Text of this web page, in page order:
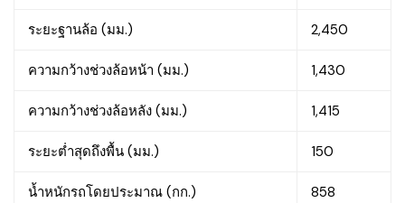
ระยะฐานล้อ (มม.) 2,450
ความกว้างช่วงล้อหน้า (มม.) 1,430
ความกว้างช่วงล้อหลัง (มม.) 1,415
ระยะต่ำสุดถึงพื้น (มม.) 150
น้ำหนักรถโดยประมาณ (กก.) 858